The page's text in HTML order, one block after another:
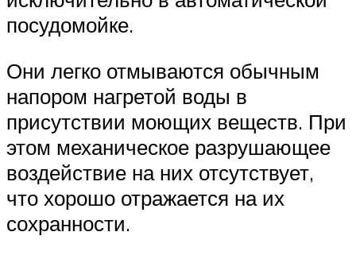
посудомойке.
Они легко отмываются обычным
напором нагретой воды в
присутствии моющих веществ. При
этом механическое разрушающее
воздействие на них отсутствует,
что хорошо отражается на их
сохранности.